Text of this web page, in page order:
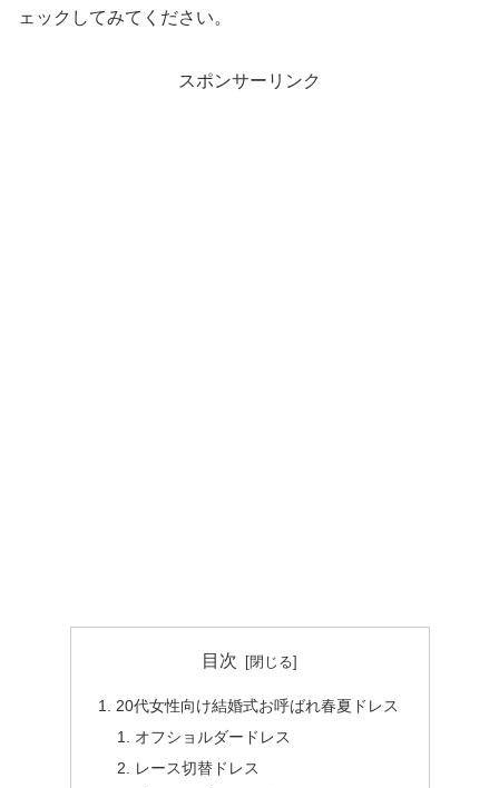
ェックしてみてください。
スポンサーリンク
目次
20代女性向け結婚式お呼ばれ春夏ドレス
オフショルダードレス
レース切替ドレス